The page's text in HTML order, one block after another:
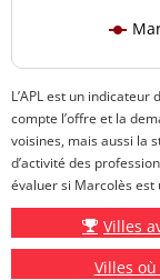
L’APL est un
compte l’offre et la
voisines, mais aussi la
d’activité des
évaluer si Marcolès est
Villes
Villes